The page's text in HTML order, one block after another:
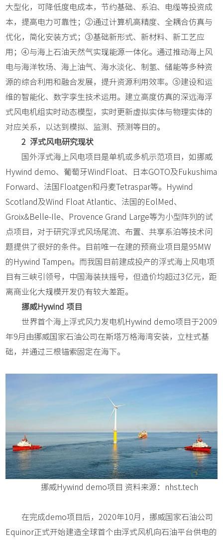
大型化，可降低度电成本，节约基础、系泊、电缆等投资成
本，提高电力可靠性；②通过计算机高精度、全耦合仿真与
优化，简化安装方式；③基础新形式、新材料、新工艺应
用；④与海上石油天然气实现能源一体化。通过推动海上风
电与海洋牧场、海上油气、海水淡化、制氢、储能等多种资
源的综合利用和融合发展，提升资源利用效率。⑤建设和运
维的智能化、数字孪生技术运用。建立高度仿真的深远海浮
式风电机组实时动态模型，实时更新虚拟实体与物理实体的
对应关系，以达到模拟、监测、预测等目的。
2 浮式风电研究现状
国外浮式海上风电项目是单机或多机示范项目，如挪威
Hywind demo、葡萄牙WindFloat、日本GOTO及Fukushima
Forward、法国Floatgen和丹麦Tetraspar等。Hywind
Scotland及Wind Float Atlantic、法国的EolMed、
Groix&Belle-Ile、Provence Grand Large等为小型阵列的试
点项目，对于研究浮式风场尾流、布置、共享系泊等技术问
题提供了很好的条件。目前唯一在建的预商业项目是95MW
的Hywind Tampen。而我国目前建成投产的浮式海上风电项
目有三峡引领号，中国海装扶摇号，但造价均超过3亿元，距
离商业化大规模开发仍有较大差距。
挪威Hywind 项目
世界首个海上浮式风力发电机Hywind demo项目于2009
年9月由挪威国家石油公司在斯塔万格海湾安装，立柱式基
础，并通过三根锚索固定在海下。
挪威Hywind demo项目 资料来源：nhst.tech
在完成demo项目后，2020年10月，挪威国家石油公司
Equinor正式开始建造全球首个由浮式风机向石油平台供电的